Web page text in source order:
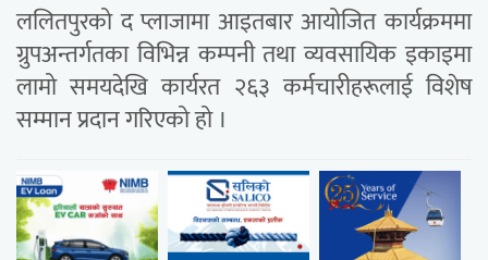
ललितपुरको द प्लाजामा आइतबार आयोजित कार्यक्रममा
ग्रुपअन्तर्गतका विभिन्न कम्पनी तथा व्यवसायिक इकाइमा
लामो समयदेखि कार्यरत २६३ कर्मचारीहरूलाई विशेष
सम्मान प्रदान गरिएको हो ।